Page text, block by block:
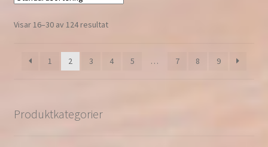
Visar 16–30 av 124 resultat
1 2 3 4 5 … 7 8 9
Produktkategorier